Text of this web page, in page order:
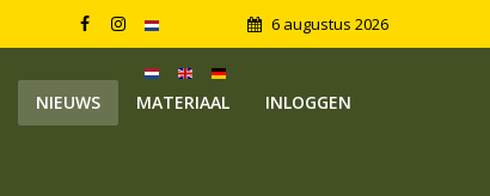
6 augustus 2026
NIEUWS MATERIAAL
INLOGGEN